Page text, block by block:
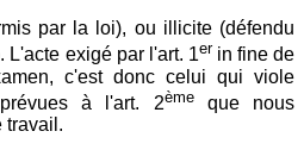
par la loi), ou illicite (défendu
L'acte exigé par l'art. 1er in fine de
c'est donc celui qui viole
à l'art. 2èmeque nous
travail.